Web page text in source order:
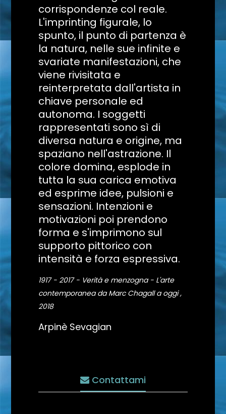
corrispondenze col reale.
L'imprinting figurale, lo
spunto, il punto di partenza è
la natura, nelle sue infinite e
svariate manifestazioni, che
viene rivisitata e
reinterpretata dall'artista in
chiave personale ed
autonoma. I soggetti
rappresentati sono sì di
diversa natura e origine, ma
spaziano nell'astrazione. Il
colore domina, esplode in
tutta la sua carica emotiva
ed esprime idee, pulsioni e
sensazioni. Intenzioni e
motivazioni poi prendono
forma e s'imprimono sul
supporto pittorico con
intensità e forza espressiva.
1917 - 2017 - Verità e menzogna - L'arte
contemporanea da Marc Chagall a oggi ,
2018
Arpinè Sevagian
Contattami